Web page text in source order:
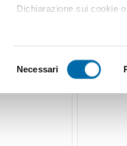
Dichiarazione sui cookie
Identificare il tuo
(impronte digitali).
Utilizziamo i cookie per
e
Necessari